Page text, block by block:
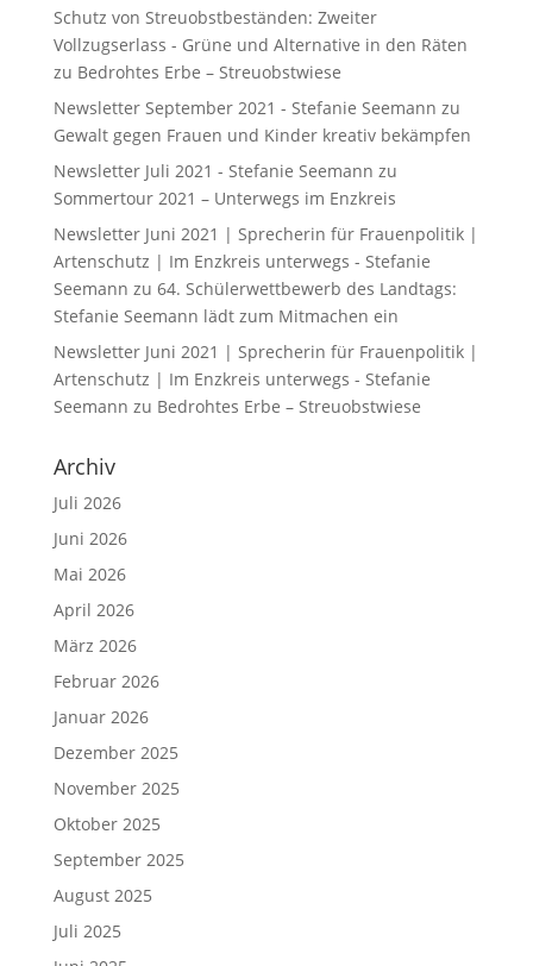
Schutz von Streuobstbeständen: Zweiter
Vollzugserlass - Grüne und Alternative in den Räten
zu Bedrohtes Erbe – Streuobstwiese
Newsletter September 2021 - Stefanie Seemann zu
Gewalt gegen Frauen und Kinder kreativ bekämpfen
Newsletter Juli 2021 - Stefanie Seemann zu
Sommertour 2021 – Unterwegs im Enzkreis
Newsletter Juni 2021 | Sprecherin für Frauenpolitik |
Artenschutz | Im Enzkreis unterwegs - Stefanie
Seemann zu 64. Schülerwettbewerb des Landtags:
Stefanie Seemann lädt zum Mitmachen ein
Newsletter Juni 2021 | Sprecherin für Frauenpolitik |
Artenschutz | Im Enzkreis unterwegs - Stefanie
Seemann zu Bedrohtes Erbe – Streuobstwiese
Archiv
Juli 2026
Juni 2026
Mai 2026
April 2026
März 2026
Februar 2026
Januar 2026
Dezember 2025
November 2025
Oktober 2025
September 2025
August 2025
Juli 2025